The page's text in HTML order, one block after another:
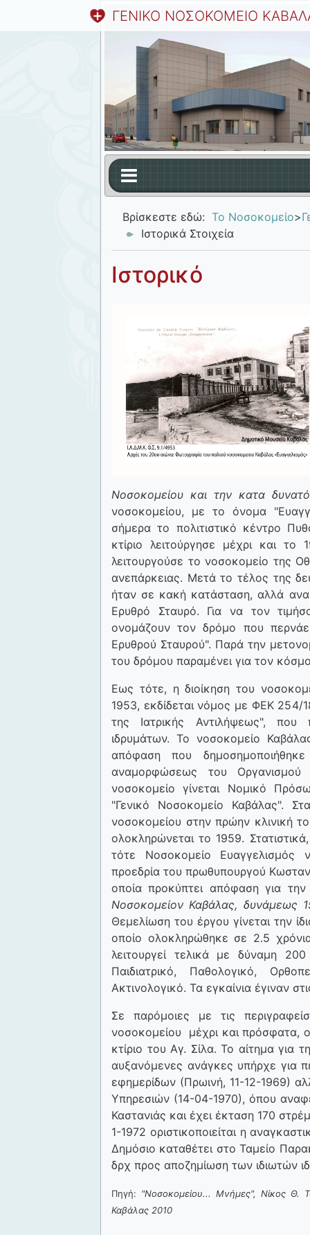
ΓΕΝΙΚΟ ΝΟΣΟΚΟΜΕΙΟ
Βρίσκεστε εδώ: Το Νοσοκομείο>
Ιστορικά Στοιχεία
Ιστορικό
Νοσοκομείου και την κατα
νοσοκομείου, με το όνομα
σήμερα το πολιτιστικό κέντρο
κτίριο λειτούργησε μέχρι και
λειτουργούσε το νοσοκομείο της
ανεπάρκειας. Μετά το τέλος της
ήταν σε κακή κατάσταση, αλλά
Ερυθρό Σταυρό. Για να τον
ονομάζουν τον δρόμο που
Ερυθρού Σταυρού". Παρά την
του δρόμου παραμένει για τον
Εως τότε, η διοίκηση του
1953, εκδίδεται νόμος με ΦΕΚ
της Ιατρικής Αντιλήψεως", που
ιδρυμάτων. Το νοσοκομείο
απόφαση που
αναμορφώσεως του
νοσοκομείο γίνεται Νομικό
"Γενικό Νοσοκομείο Καβάλας".
νοσοκομείου στην πρώην κλινική
ολοκληρώνεται το 1959.
τότε Νοσοκομείο
προεδρία του πρωθυπουργού
οποία προκύπτει απόφαση για την
Νοσοκομείον Καβάλας, δυνάμεως
Θεμελίωση του έργου γίνεται την
οποίο ολοκληρώθηκε σε 2.5
λειτουργεί τελικά με δύναμη
Παιδιατρικό, Παθολογικό,
Ακτινολογικό. Τα εγκαίνια έγιναν
Σε παρόμοιες με τις
νοσοκομείου μέχρι και πρόσφατα,
κτίριο του Αγ. Σίλα. Το αίτημα
αυξανόμενες ανάγκες υπήρχε για
εφημερίδων (Πρωινή, 11-12-1969)
Υπηρεσιών (14-04-1970), όπου
Καστανιάς και έχει έκταση 170
1-1972 οριστικοποιείται η
Δημόσιο καταθέτει στο Ταμείο
δρχ προς αποζημίωση των ιδιωτών
Πηγή: "Νοσοκομείου... Μνήμες", Νίκος Θ.
Καβάλας 2010